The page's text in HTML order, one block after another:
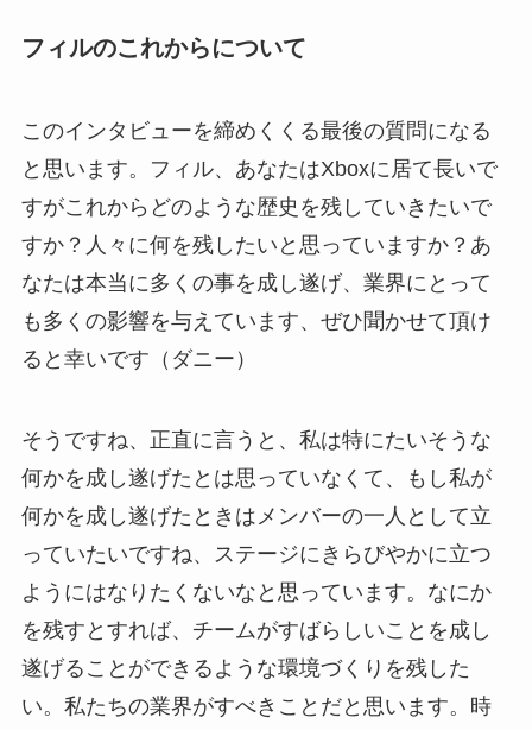
フィルのこれからについて
このインタビューを締めくくる最後の質問になる
と思います。フィル、あなたはXboxに居て長いで
すがこれからどのような歴史を残していきたいで
すか？人々に何を残したいと思っていますか？あ
なたは本当に多くの事を成し遂げ、業界にとって
も多くの影響を与えています、ぜひ聞かせて頂け
ると幸いです（ダニー）
そうですね、正直に言うと、私は特にたいそうな
何かを成し遂げたとは思っていなくて、もし私が
何かを成し遂げたときはメンバーの一人として立
っていたいですね、ステージにきらびやかに立つ
ようにはなりたくないなと思っています。なにか
を残すとすれば、チームがすばらしいことを成し
遂げることができるような環境づくりを残した
い。私たちの業界がすべきことだと思います。時